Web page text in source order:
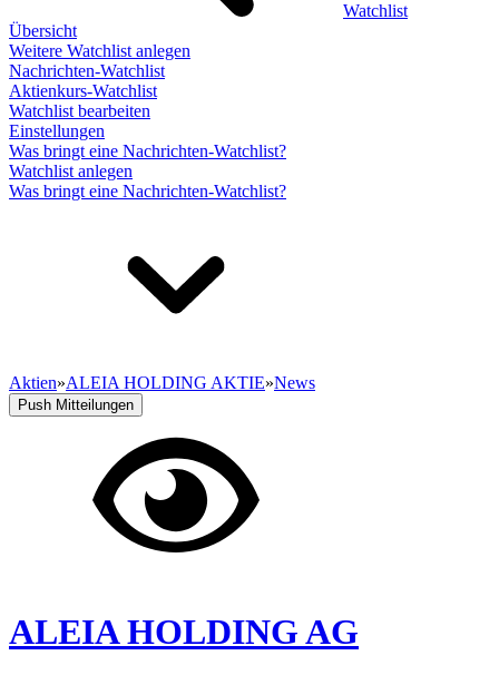
Watchlist
Übersicht
Weitere Watchlist anlegen
Nachrichten-Watchlist
Aktienkurs-Watchlist
Watchlist bearbeiten
Einstellungen
Was bringt eine Nachrichten-Watchlist?
Watchlist anlegen
Was bringt eine Nachrichten-Watchlist?
Aktien»ALEIA HOLDING AKTIE»News
Push Mitteilungen
ALEIA HOLDING AG